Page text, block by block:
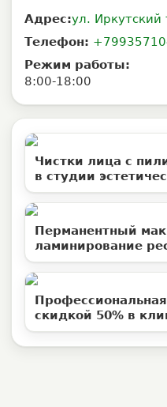
Адрес:ул. Иркутский
Телефон:
Режим работы:
8:00-18:00
Чистки лица с
в студии
«Территория
Перманентный
ламинирование
50%
скидкой 50% в